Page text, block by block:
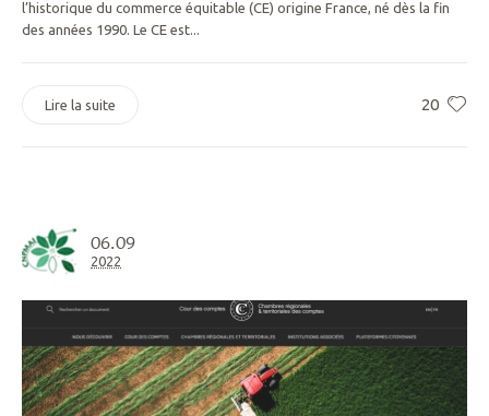
l’historique du commerce équitable (CE) origine France, né dès la fin
des années 1990. Le CE est...
20
Lire la suite
06.09
2022